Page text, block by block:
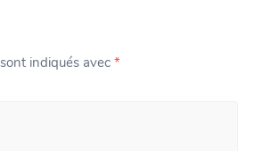
indiqués avec*